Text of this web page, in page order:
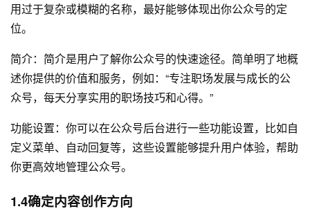
用过于复杂或模糊的名称，最好能够体现出你公众号的定
位。
简介：简介是用户了解你公众号的快速途径。简单明了地概
述你提供的价值和服务，例如：“专注职场发展与成长的公
众号，每天分享实用的职场技巧和心得。”
功能设置：你可以在公众号后台进行一些功能设置，比如自
定义菜单、自动回复等，这些设置能够提升用户体验，帮助
你更高效地管理公众号。
1.4确定内容创作方向